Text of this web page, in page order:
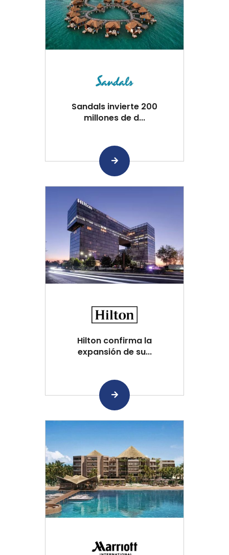
Sandals invierte 200
millones de d...
Hilton confirma la
expansión de su...